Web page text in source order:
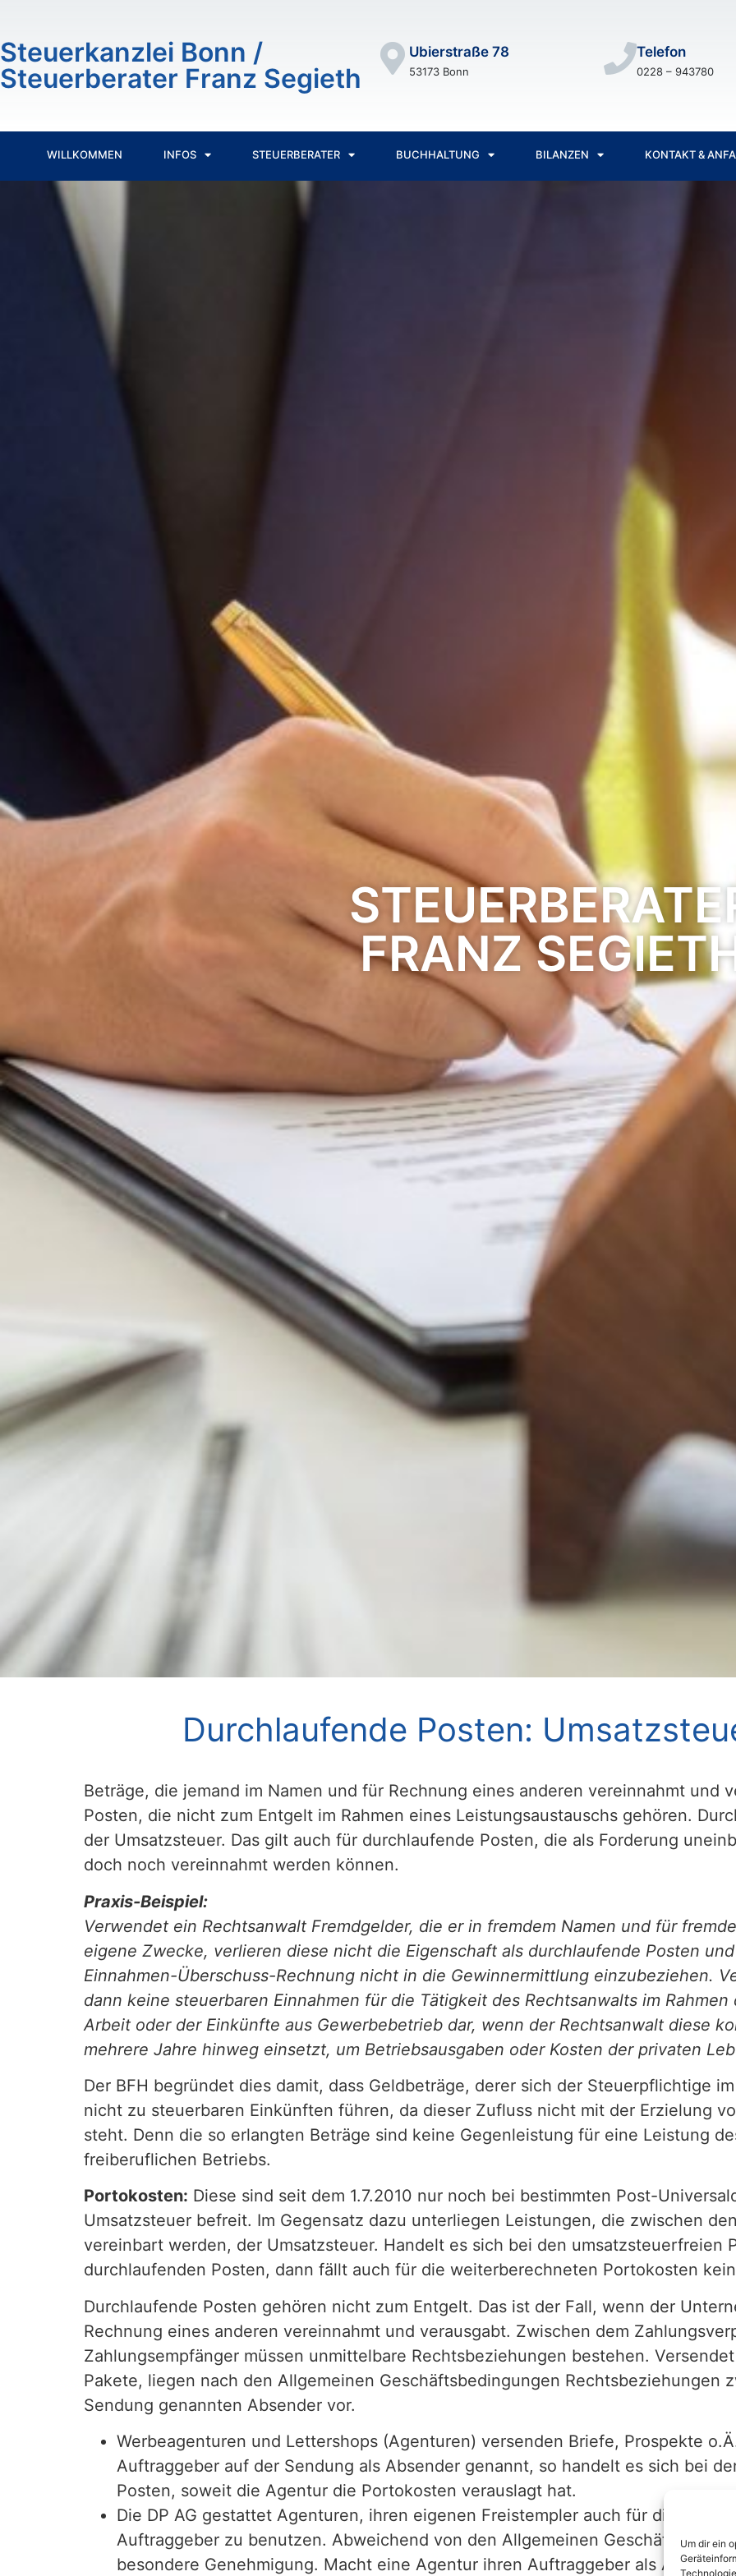
Um dir ein
Steuerkanzlei Bonn /
Steuerberater Franz Segieth
Ubierstraße 78
53173 Bonn
Telefon
0228 – 943780
WILLKOMMEN INFOS STEUERBERATER BUCHHALTUNG BILANZEN KONTAKT &
FRANZ
Durchlaufende Posten:
Beträge, die jemand im Namen und für Rechnung eines anderen vereinnahmt und
Posten, die nicht zum Entgelt im Rahmen eines Leistungsaustauschs gehören.
der Umsatzsteuer. Das gilt auch für durchlaufende Posten, die als Forderung
doch noch vereinnahmt werden können.
Praxis-Beispiel:
Verwendet ein Rechtsanwalt Fremdgelder, die er in fremdem Namen und für
eigene Zwecke, verlieren diese nicht die Eigenschaft als durchlaufende Posten
Einnahmen-Überschuss-Rechnung nicht in die Gewinnermittlung einzubeziehen.
dann keine steuerbaren Einnahmen für die Tätigkeit des Rechtsanwalts im
Arbeit oder der Einkünfte aus Gewerbebetrieb dar, wenn der Rechtsanwalt diese
mehrere Jahre hinweg einsetzt, um Betriebsausgaben oder Kosten der privaten
Der BFH begründet dies damit, dass Geldbeträge, derer sich der Steuerpflichtige
nicht zu steuerbaren Einkünften führen, da dieser Zufluss nicht mit der Erzielung
steht. Denn die so erlangten Beträge sind keine Gegenleistung für eine Leistung
freiberuflichen Betriebs.
Portokosten: Diese sind seit dem 1.7.2010 nur noch bei bestimmten Post-
Umsatzsteuer befreit. Im Gegensatz dazu unterliegen Leistungen, die zwischen
vereinbart werden, der Umsatzsteuer. Handelt es sich bei den umsatzsteuerfreien
durchlaufenden Posten, dann fällt auch für die weiterberechneten Portokosten
Durchlaufende Posten gehören nicht zum Entgelt. Das ist der Fall, wenn der
Rechnung eines anderen vereinnahmt und verausgabt. Zwischen dem
Zahlungsempfänger müssen unmittelbare Rechtsbeziehungen bestehen.
Pakete, liegen nach den Allgemeinen Geschäftsbedingungen Rechtsbeziehungen
Sendung genannten Absender vor.
Werbeagenturen und Lettershops (Agenturen) versenden Briefe, Prospekte
Auftraggeber auf der Sendung als Absender genannt, so handelt es sich bei
Posten, soweit die Agentur die Portokosten verauslagt hat.
Die DP AG gestattet Agenturen, ihren eigenen Freistempler auch für die
Auftraggeber zu benutzen. Abweichend von den Allgemeinen
besondere Genehmigung. Macht eine Agentur ihren Auftraggeber als